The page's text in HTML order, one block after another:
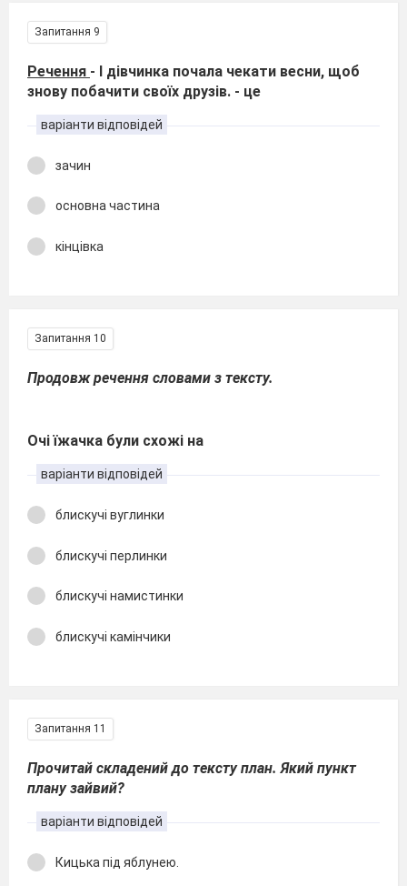
Запитання 9
Речення - І дівчинка почала чекати весни, щоб
знову побачити своїх друзів. - це
варіанти відповідей
зачин
основна частина
кінцівка
Запитання 10
Продовж речення словами з тексту.
Очі їжачка були схожі на
варіанти відповідей
блискучі вуглинки
блискучі перлинки
блискучі намистинки
блискучі камінчики
Запитання 11
Прочитай складений до тексту план. Який пункт
плану зайвий?
варіанти відповідей
Кицька під яблунею.